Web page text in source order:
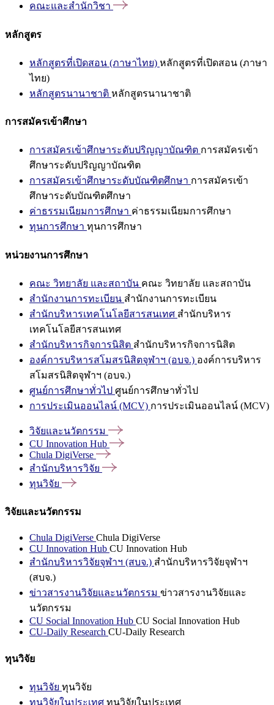
คณะและสำนักวิชา
หลักสูตร
หลักสูตรที่เปิดสอน (ภาษาไทย) หลักสูตรที่เปิดสอน (ภาษา
ไทย)
หลักสูตรนานาชาติ หลักสูตรนานาชาติ
การสมัครเข้าศึกษา
การสมัครเข้าศึกษาระดับปริญญาบัณฑิต การสมัครเข้า
ศึกษาระดับปริญญาบัณฑิต
การสมัครเข้าศึกษาระดับบัณฑิตศึกษา การสมัครเข้า
ศึกษาระดับบัณฑิตศึกษา
ค่าธรรมเนียมการศึกษา ค่าธรรมเนียมการศึกษา
ทุนการศึกษา ทุนการศึกษา
หน่วยงานการศึกษา
คณะ วิทยาลัย และสถาบัน คณะ วิทยาลัย และสถาบัน
สำนักงานการทะเบียน สำนักงานการทะเบียน
สำนักบริหารเทคโนโลยีสารสนเทศ สำนักบริหาร
เทคโนโลยีสารสนเทศ
สำนักบริหารกิจการนิสิต สำนักบริหารกิจการนิสิต
องค์การบริหารสโมสรนิสิตจุฬาฯ (อบจ.) องค์การบริหาร
สโมสรนิสิตจุฬาฯ (อบจ.)
ศูนย์การศึกษาทั่วไป ศูนย์การศึกษาทั่วไป
การประเมินออนไลน์ (MCV) การประเมินออนไลน์ (MCV)
วิจัยและนวัตกรรม
CU Innovation Hub
Chula DigiVerse
สำนักบริหารวิจัย
ทุนวิจัย
วิจัยและนวัตกรรม
Chula DigiVerse Chula DigiVerse
CU Innovation Hub CU Innovation Hub
สำนักบริหารวิจัยจุฬาฯ (สบจ.) สำนักบริหารวิจัยจุฬาฯ
(สบจ.)
ข่าวสารงานวิจัยและนวัตกรรม ข่าวสารงานวิจัยและ
นวัตกรรม
CU Social Innovation Hub CU Social Innovation Hub
CU-Daily Research CU-Daily Research
ทุนวิจัย
ทุนวิจัย ทุนวิจัย
ทุนวิจัยในประเทศ ทุนวิจัยในประเทศ